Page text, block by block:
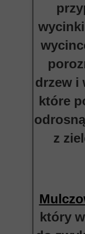
drzew i
które
z
który